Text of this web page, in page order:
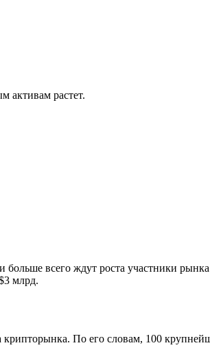
активам растет.
больше всего ждут роста участники
млрд.
крипторынка. По его словам, 100